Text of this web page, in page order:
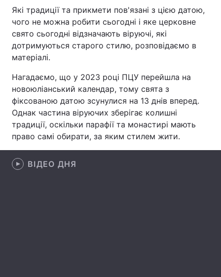
Спорт Наука
Техно і зв'язок Лайт
Зброя
Здоров'я Туризм
Цікавинки Погода
Екологія Регіони
Які традиції та прикмети пов'язані з цією датою,
чого не можна робити сьогодні і яке церковне
свято сьогодні відзначають віруючі, які
дотримуються старого стилю, розповідаємо в
матеріалі.
Нагадаємо, що у 2023 році ПЦУ перейшла на
новоюліанський календар, тому свята з
фіксованою датою зсунулися на 13 днів вперед.
Однак частина віруючих зберігає колишні
традиції, оскільки парафії та монастирі мають
право самі обирати, за яким стилем жити.
ВІДЕО ДНЯ